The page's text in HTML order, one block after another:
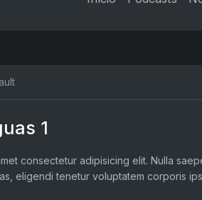
1
consectetur adipisicing elit. Nulla
eligendi tenetur voluptatem corporis